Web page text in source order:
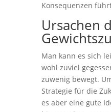
Konsequenzen
Ursachen
Man kann es sich
wohl zuviel
zuwenig bewegt.
Strategie für die
es aber eine gute